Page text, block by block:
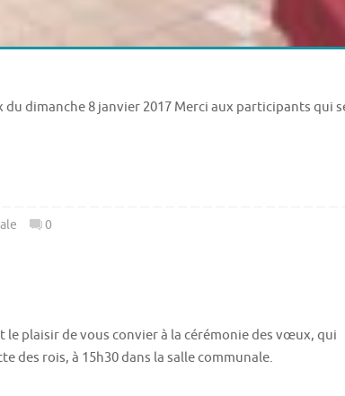
dimanche 8 janvier 2017 Merci aux participants qui
0
plaisir de vous convier à la cérémonie des vœux, qui
des rois, à 15h30 dans la salle communale.